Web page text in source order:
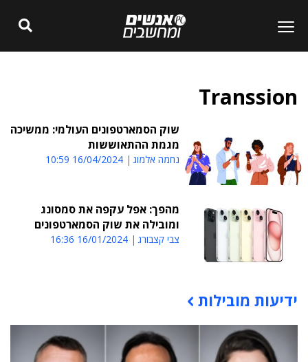
Transsion
שוק הסמארטפונים העולמי: ממשיכה
מגמת ההתאוששות
נחמה אלמוג 16/04/2024 10:59
מהפך: אפל עקפה את סמסונג
ומובילה את שוק הסמארטפונים
צבי קצבורג 16/01/2024 16:36
תוכן פרסומי
ידיעות מובילות